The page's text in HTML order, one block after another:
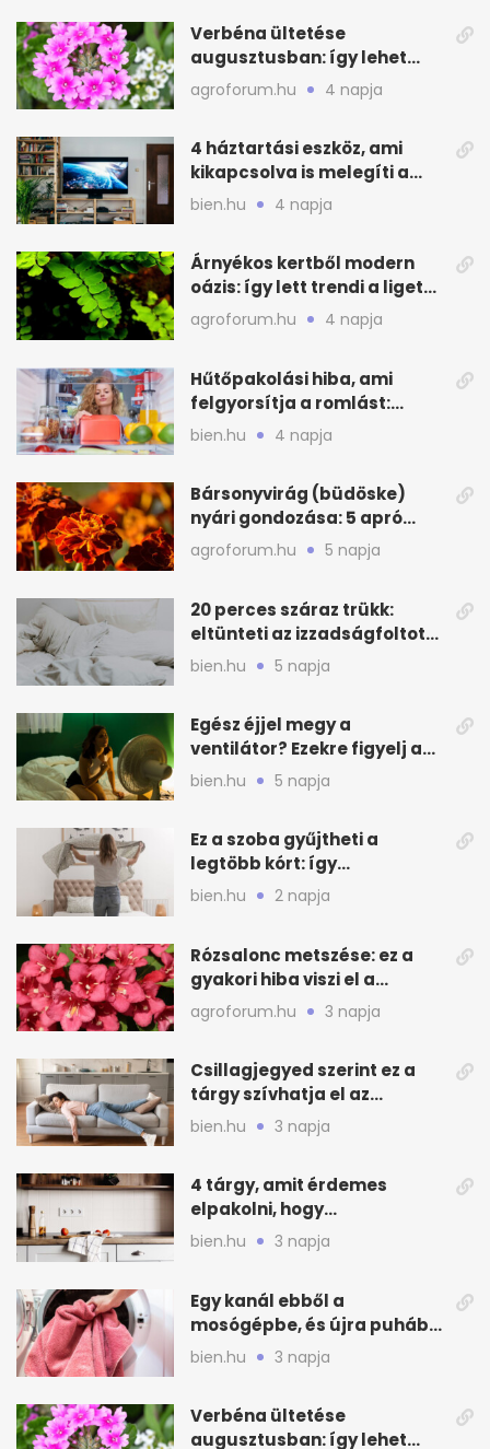
Verbéna ültetése
augusztusban: így lehet
még idén virágos a kert
agroforum.hu 4 napja
4 háztartási eszköz, ami
kikapcsolva is melegíti a
lakást
bien.hu 4 napja
Árnyékos kertből modern
oázis: így lett trendi a ligetes
zöld
agroforum.hu 4 napja
Hűtőpakolási hiba, ami
felgyorsítja a romlást:
zónákra figyelj
bien.hu 4 napja
Bársonyvirág (büdöske)
nyári gondozása: 5 apró
lépés a dús virágzásért
agroforum.hu 5 napja
20 perces száraz trükk:
eltünteti az izzadságfoltot
és a szagot a matracról
bien.hu 5 napja
Egész éjjel megy a
ventilátor? Ezekre figyelj a
hőségben alvásnál
bien.hu 5 napja
Ez a szoba gyűjtheti a
legtöbb kórt: így
mélytisztítsd otthon
bien.hu 2 napja
Rózsalonc metszése: ez a
gyakori hiba viszi el a
virágzást
agroforum.hu 3 napja
Csillagjegyed szerint ez a
tárgy szívhatja el az
otthonod energiáját
bien.hu 3 napja
4 tárgy, amit érdemes
elpakolni, hogy
hűvösebbnek tűnjön a lakás
bien.hu 3 napja
Egy kanál ebből a
mosógépbe, és újra puhább
lesz a törölköző
bien.hu 3 napja
Verbéna ültetése
augusztusban: így lehet